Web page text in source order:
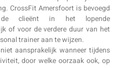
CrossFit Amersfoort is bevoegd
clieënt in het lopende
of voor de verdere duur van het
trainer aan te wijzen.
aansprakelijk wanneer tijdens
door welke oorzaak ook, op